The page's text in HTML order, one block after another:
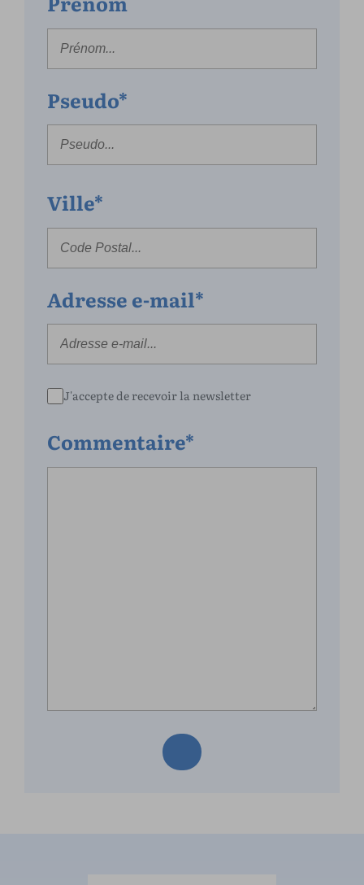
Pseudo*
Ville*
Adresse e-mail*
J'accepte de recevoir la newsletter
Commentaire*